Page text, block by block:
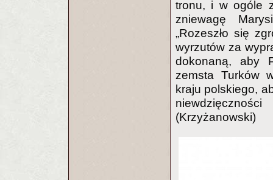
tronu, i w ogóle
zniewagę
„Rozeszło się
wyrzutów za
dokonaną, aby
zemsta Turków
kraju polskiego,
(Krzyżanowski)